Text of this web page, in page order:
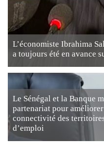
L’économiste Ibrahima
a toujours été en avance
Le Sénégal et la Banque
partenariat pour
connectivité des
d’emploi